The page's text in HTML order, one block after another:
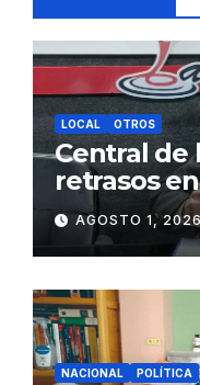
LOCAL OTROS
Central de
retrasos
de Agua y
Juliaca
AGOSTO 1,
NACIONAL POLÍTICA